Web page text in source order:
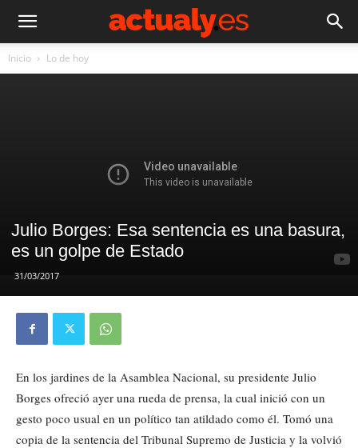
Inicio Lo de hoy
Julio Borges: Esa sentencia es una basura,
es un golpe de Estado
31/03/2017
En los jardines de la Asamblea Nacional, su presidente Julio
Borges ofreció ayer una rueda de prensa, la cual inició con un
gesto poco usual en un político tan atildado como él. Tomó una
copia de la sentencia del Tribunal Supremo de Justicia y la volvió